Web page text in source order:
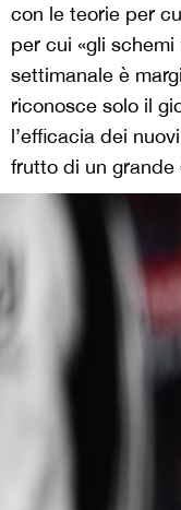
con le teorie per
per cui «gli
settimanale è
riconosce solo il
l’efficacia dei
frutto di un grande